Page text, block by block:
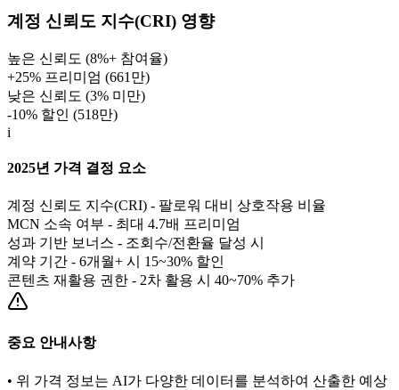
계정 신뢰도 지수(CRI) 영향
높은 신뢰도 (8%+ 참여율)
+25% 프리미엄 (661만)
낮은 신뢰도 (3% 미만)
-10% 할인 (518만)
i
2025년 가격 결정 요소
계정 신뢰도 지수(CRI) - 팔로워 대비 상호작용 비율
MCN 소속 여부 - 최대 4.7배 프리미엄
성과 기반 보너스 - 조회수/전환율 달성 시
계약 기간 - 6개월+ 시 15~30% 할인
콘텐츠 재활용 권한 - 2차 활용 시 40~70% 추가
중요 안내사항
• 위 가격 정보는 AI가 다양한 데이터를 분석하여 산출한 예상